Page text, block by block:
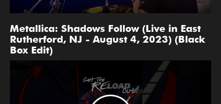
Metallica: Shadows Follow (Live in East
Rutherford, NJ - August 4, 2023) (Black
Box Edit)